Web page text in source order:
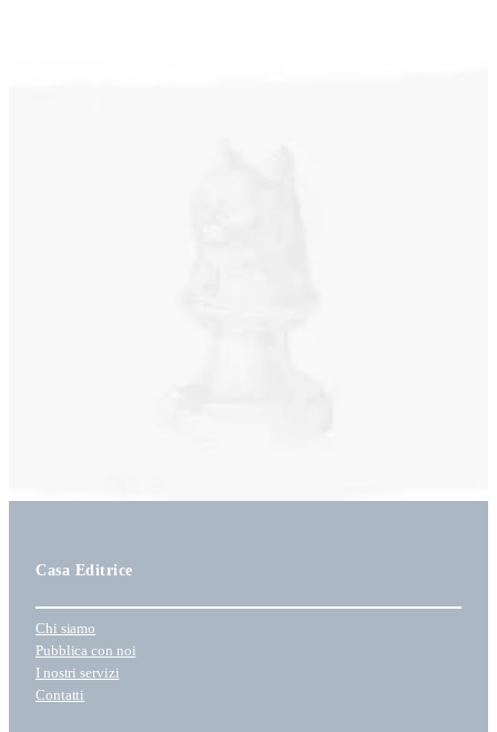
Casa Editrice
Chi siamo
Pubblica con noi
I nostri servizi
Contatti